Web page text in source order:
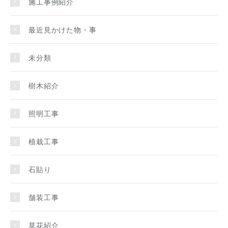
最近見かけた物・事
未分類
樹木紹介
照明工事
植栽工事
石貼り
舗装工事
草花紹介